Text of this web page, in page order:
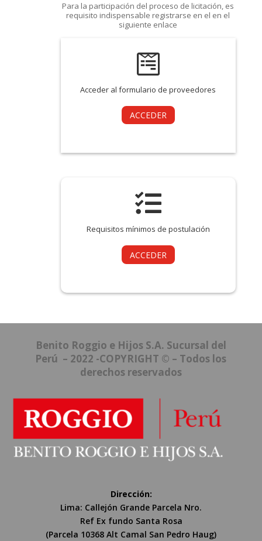
Para la participación del proceso de licitación, es
requisito indispensable registrarse en el en el
siguiente enlace

Acceder al formulario de proveedores
ACCEDER

Requisitos mínimos de postulación
ACCEDER
Benito Roggio e Hijos S.A. Sucursal del
Perú – 2022 -COPYRIGHT © – Todos los
derechos reservados
Dirección:
Lima: Callejón Grande Parcela Nro.
Ref Ex fundo Santa Rosa
(Parcela 10368 Alt Camal San Pedro Haug)